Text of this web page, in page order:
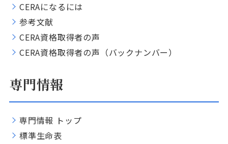
CERAになるには
参考文献
CERA資格取得者の声
CERA資格取得者の声（バックナンバー）
専門情報
専門情報 トップ
標準生命表